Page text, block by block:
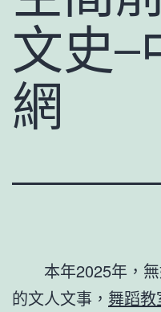
文史–
網
本年2025年，
的文人文事， 舞蹈教